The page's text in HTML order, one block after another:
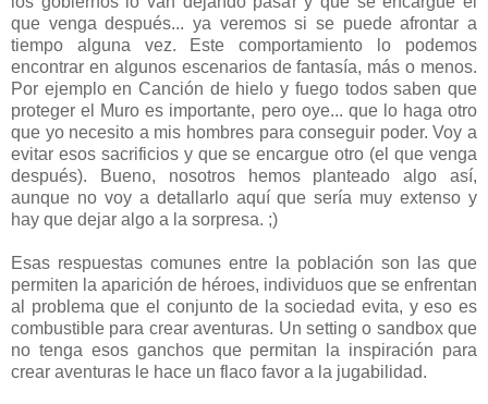
que venga después... ya veremos si se puede afrontar a
tiempo alguna vez. Este comportamiento lo podemos
encontrar en algunos escenarios de fantasía, más o menos.
Por ejemplo en Canción de hielo y fuego todos saben que
proteger el Muro es importante, pero oye... que lo haga otro
que yo necesito a mis hombres para conseguir poder. Voy a
evitar esos sacrificios y que se encargue otro (el que venga
después). Bueno, nosotros hemos planteado algo así,
aunque no voy a detallarlo aquí que sería muy extenso y
hay que dejar algo a la sorpresa. ;)
Esas respuestas comunes entre la población son las que
permiten la aparición de héroes, individuos que se enfrentan
al problema que el conjunto de la sociedad evita, y eso es
combustible para crear aventuras. Un setting o sandbox que
no tenga esos ganchos que permitan la inspiración para
crear aventuras le hace un flaco favor a la jugabilidad.